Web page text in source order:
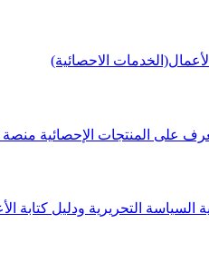
الاحصائية)
على المنتجات الإحصائية منصة
السياسة التحريرية ودليل كتابة